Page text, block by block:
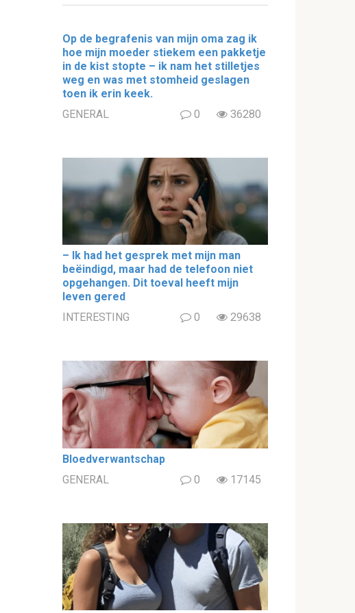
Op de begrafenis van mijn oma zag ik
hoe mijn moeder stiekem een pakketje
in de kist stopte – ik nam het stilletjes
weg en was met stomheid geslagen
toen ik erin keek.
GENERAL
0 36280
– Ik had het gesprek met mijn man
beëindigd, maar had de telefoon niet
opgehangen. Dit toeval heeft mijn
leven gered
INTERESTING
0 29638
Bloedverwantschap
GENERAL
0 17145